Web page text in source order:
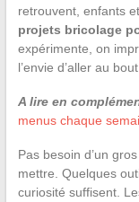
retrouvent, enfants
projets bricolage
expérimente, on
l’envie d’aller au
A lire en
menus chaque
Pas besoin d’un
mettre. Quelques
curiosité suffisent.